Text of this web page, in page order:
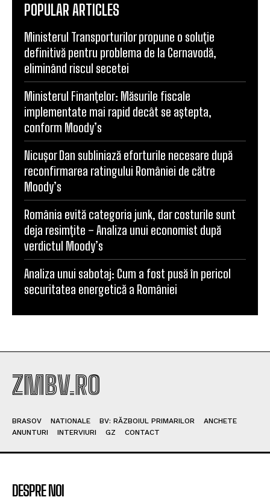
POPULAR ARTICLES
Ministerul Transporturilor propune o soluție
definitivă pentru problema de la Cernavodă,
eliminând riscul secetei
Ministerul Finanțelor: Măsurile fiscale
implementate mai rapid decât se aștepta,
conform Moody’s
Nicușor Dan subliniază eforturile necesare după
reconfirmarea ratingului României de către
Moody’s
România evită categoria junk, dar costurile sunt
deja resimțite – Analiza unui economist după
verdictul Moody’s
Analiza unui sabotaj: Cum a fost pusă în pericol
securitatea energetică a României
ZMBV.RO
BRASOV NATIONALE BV: RĂZBOIUL PRIMARILOR
ANCHETE
ANUNTURI
INTERVIURI GZ CONTACT
DESPRE NOI